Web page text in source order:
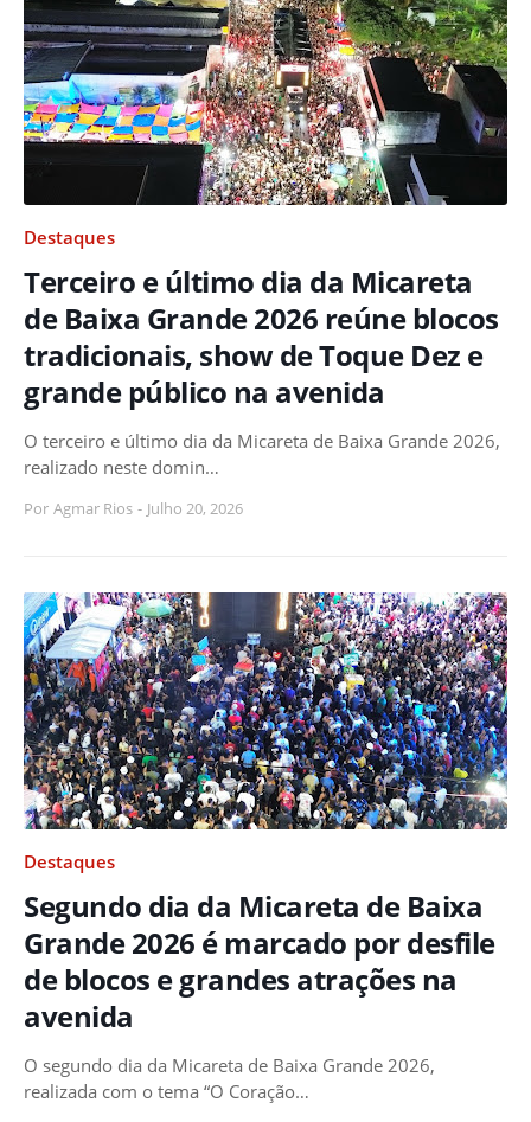
Destaques
Terceiro e último dia da Micareta
de Baixa Grande 2026 reúne blocos
tradicionais, show de Toque Dez e
grande público na avenida
O terceiro e último dia da Micareta de Baixa Grande 2026,
realizado neste domin…
Por Agmar Rios - Julho 20, 2026
Destaques
Segundo dia da Micareta de Baixa
Grande 2026 é marcado por desfile
de blocos e grandes atrações na
avenida
O segundo dia da Micareta de Baixa Grande 2026,
realizada com o tema “O Coração…